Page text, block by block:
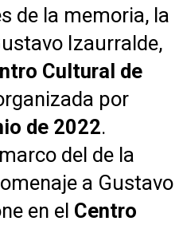
de la memoria, la
Izaurralde,
Cultural de
por
de 2022.
del de la
a Gustavo
en el Centro